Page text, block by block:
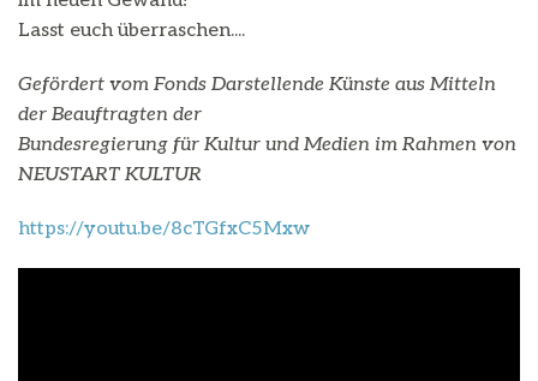
Lasst euch überraschen....
Gefördert vom Fonds Darstellende Künste aus Mitteln
der Beauftragten der
Bundesregierung für Kultur und Medien im Rahmen von
NEUSTART KULTUR
https://youtu.be/8cTGfxC5Mxw